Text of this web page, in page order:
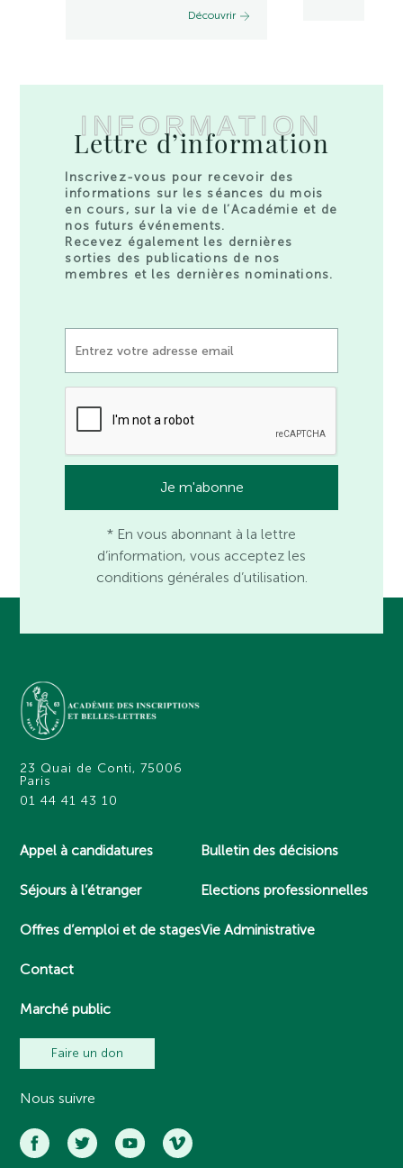
Découvrir
INFORMATION
Lettre d’information
Inscrivez-vous pour recevoir des
informations sur les séances du mois
en cours, sur la vie de l’Académie et de
nos futurs événements.
Recevez également les dernières
sorties des publications de nos
membres et les dernières nominations.
* En vous abonnant à la lettre
d’information, vous acceptez les
conditions générales d’utilisation.
23 Quai de Conti, 75006
Paris
01 44 41 43 10
Appel à candidatures
Séjours à l’étranger
Offres d’emploi et de stages
Contact
Marché public
Bulletin des décisions
Elections professionnelles
Vie Administrative
Faire un don
Nous suivre